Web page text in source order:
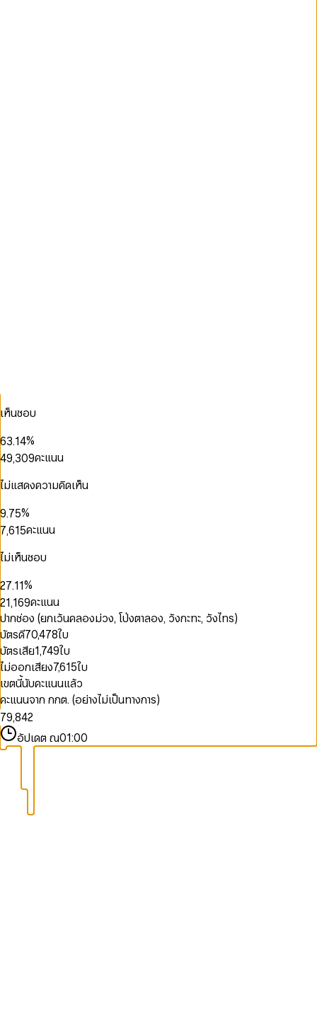
เห็นชอบ
2
4
6
7
8
9
1
3
4
5
6
7
8
9
.1
2
3
4
5
6
7
8
2
4
5
6
7
8
9
%
0
1
3
4
6
8
9
5
6
8
9,
0
2
3
5
7
8
9
0
2
4
5
6
8
6
7
8
9คะแนน
ไม่แสดงความคิดเห็น
0
1
3
4
5
7
9.
1
2
3
5
7
8
9
0
1
3
5
6
7
8
9
%
0
1
2
3
4
6
7
9
,
0
1
2
3
5
6
8
0
1
3
5
6
7
8
9
0
1
2
3
4
5
7
9
คะแนน
ไม่เห็นชอบ
0
2
3
4
5
6
7
8
9
1
2
3
5
7
8
9
.1
2
3
4
5
6
7
8
9
1
2
3
4
5
6
7
8
9
%
1
2
3
4
5
6
7
8
9
0
1
2
3
4
5
6
7
8
9
,
0
1
2
3
4
5
6
7
8
9
0
1
2
3
5
6
7
8
9
0
2
3
4
6
7
8
9คะแนน
ปากช่อง (ยกเว้นคลองม่วง, โป่งตาลอง, วังกะทะ, วังไทร)
บัตรดี70,478ใบ
บัตรเสีย1,749ใบ
ไม่ออกเสียง7,615ใบ
เขตนี้นับคะแนนแล้ว
คะแนนจาก กกต. (อย่างไม่เป็นทางการ)
0
1
2
3
4
5
6
7
8
9
0
1
2
3
4
5
6
7
8
9,
0
1
2
3
4
5
6
7
8
9
0
1
2
3
4
5
6
0
1
2
3
4
8
อัปเดต ณ01:00